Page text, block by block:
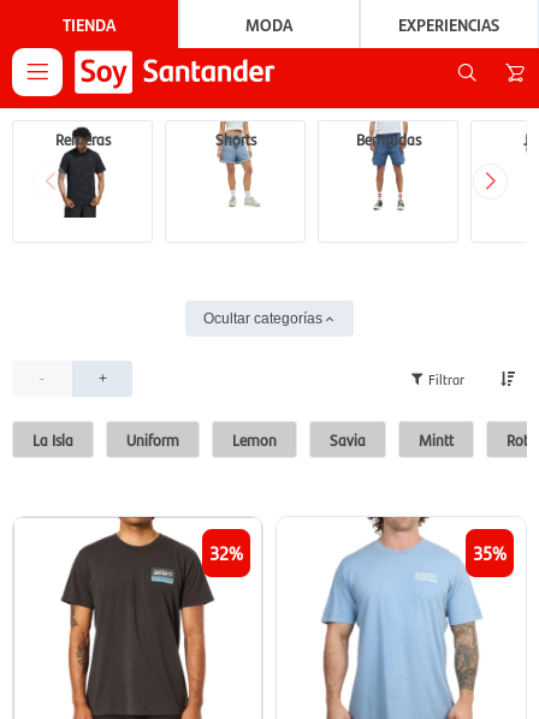
TIENDA MODA EXPERIENCIAS

Remeras Shorts Bermudas
Ocultar categorías
- +
La Isla Uniform Lemon Savia Mintt
32 35